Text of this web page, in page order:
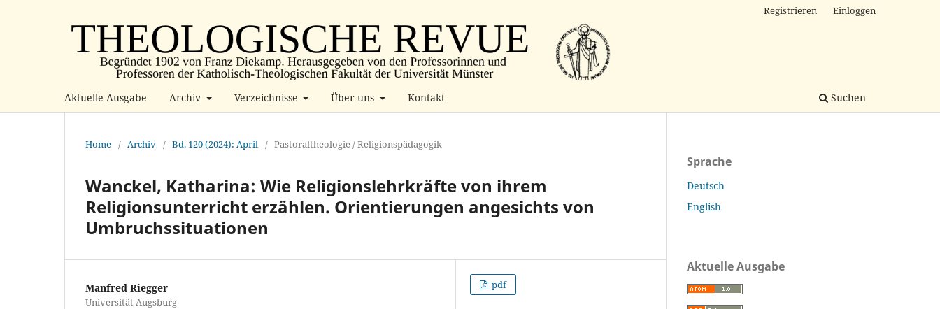
Aktuelle Ausgabe Archiv Verzeichnisse Über uns Kontakt Suchen
Registrieren Einloggen
Home / Archiv / Bd. 120 (2024): April / Pastoraltheologie / Religionspädagogik
Wanckel, Katharina: Wie Religionslehrkräfte von ihrem
Religionsunterricht erzählen. Orientierungen angesichts von
Umbruchssituationen
Manfred Riegger
Universität Augsburg
pdf
Sprache
Deutsch
English
Aktuelle Ausgabe